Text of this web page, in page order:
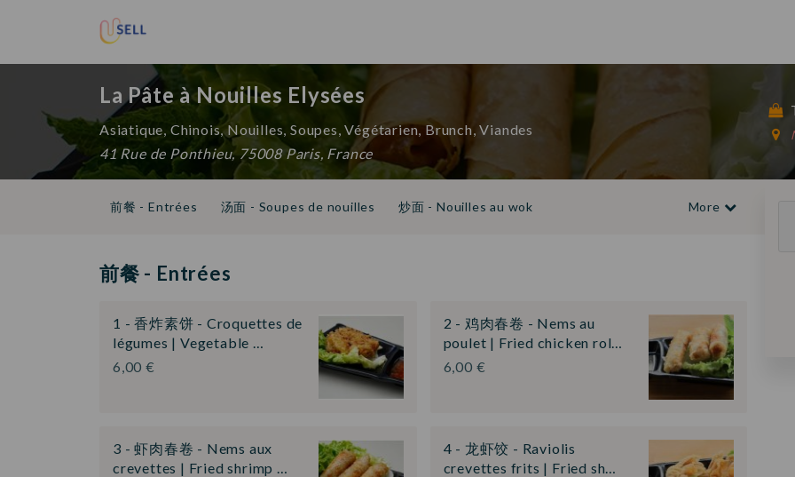
La Pâte à Nouilles Elysées
Asiatique, Chinois, Nouilles, Soupes, Végétarien, Brunch, Viandes
41 Rue de Ponthieu, 75008 Paris, France
前餐 - Entrées 汤面 - Soupes de nouilles
炒面 - Nouilles au wok
Jus 🍏🍍🍇
Boissons Chaudes ☕
More
前餐 - Entrées
1 - 香炸素饼 - Croquettes de
légumes | Vegetable …
6,00 €
2 - 鸡肉春卷 - Nems au
poulet | Fried chicken rol…
6,00 €
3 - 虾肉春卷 - Nems aux
crevettes | Fried shrimp …
4 - 龙虾饺 - Raviolis
crevettes frits | Fried sh…